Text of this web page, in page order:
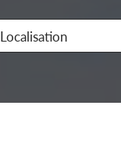
Localisation